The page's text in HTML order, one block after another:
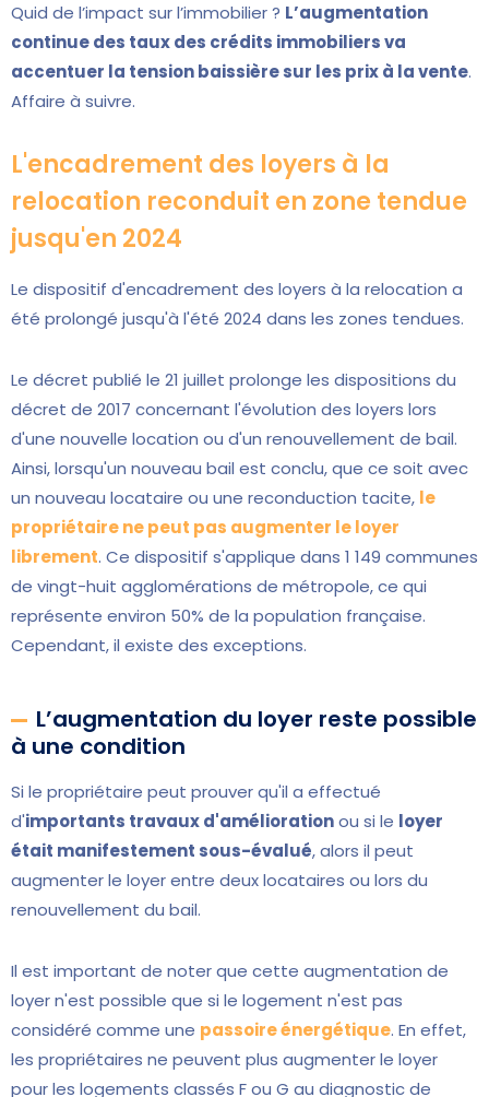
Quid de l’impact sur l’immobilier ? L’augmentation
continue des taux des crédits immobiliers va
accentuer la tension baissière sur les prix à la vente.
Affaire à suivre.
L'encadrement des loyers à la
relocation reconduit en zone tendue
jusqu'en 2024
Le dispositif d'encadrement des loyers à la relocation a
été prolongé jusqu'à l'été 2024 dans les zones tendues.
Le décret publié le 21 juillet prolonge les dispositions du
décret de 2017 concernant l'évolution des loyers lors
d'une nouvelle location ou d'un renouvellement de bail.
Ainsi, lorsqu'un nouveau bail est conclu, que ce soit avec
un nouveau locataire ou une reconduction tacite, le
propriétaire ne peut pas augmenter le loyer
librement. Ce dispositif s'applique dans 1 149 communes
de vingt-huit agglomérations de métropole, ce qui
représente environ 50% de la population française.
Cependant, il existe des exceptions.
L’augmentation du loyer reste possible
à une condition
Si le propriétaire peut prouver qu'il a effectué
d'importants travaux d'améliorationou si le loyer
était manifestement sous-évalué, alors il peut
augmenter le loyer entre deux locataires ou lors du
renouvellement du bail.
Il est important de noter que cette augmentation de
loyer n'est possible que si le logement n'est pas
considéré comme une passoire énergétique. En effet,
les propriétaires ne peuvent plus augmenter le loyer
pour les logements classés F ou G au diagnostic de